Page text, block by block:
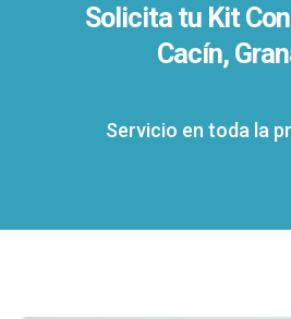
Solicita tu Kit
Cacín,
Servicio en toda la